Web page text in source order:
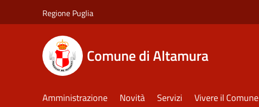
Regione Puglia
Comune di Altamura
Amministrazione Novità Servizi Vivere il Comune